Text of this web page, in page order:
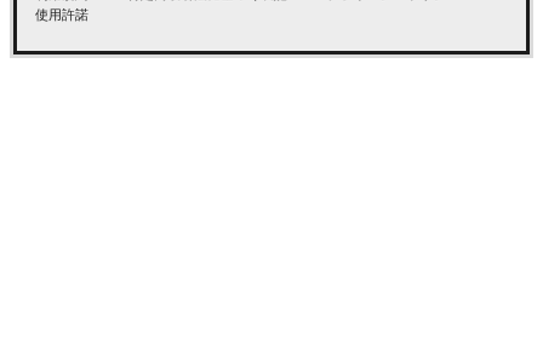
使用許諾